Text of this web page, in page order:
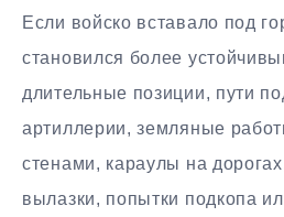
Если войско вставало под
становился более
длительные позиции, пути
артиллерии, земляные
стенами, караулы на
вылазки, попытки подкопа